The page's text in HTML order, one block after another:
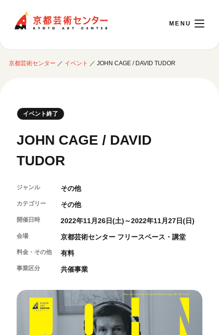
English
フェは11:00～18:00まで営業
開館時間・アクセシビリティ
フロアガイド
図書室・情報コーナー
カフェ・ショップ
よくあるご質問
取材／視察・見学／撮影
イベントに参加する
開催中のイベント
月間スケジュール
センターのプログラム・事業
制作室を使う
制作室について
制作室の設備
ボランティア・サポーター
ボランティア
京都芸術センターについて
京都芸術センター ／ イベント ／ JOHN CAGE / DAVID TUDOR
イベント終了
JOHN CAGE / DAVID
TUDOR
ジャンル その他
カテゴリー その他
開催日時 2022年11月26日(土)～2022年11月27日(日)
会場 京都芸術センター フリースペース・講堂
料金・その他 有料
事業区分 共催事業